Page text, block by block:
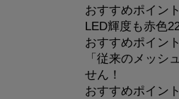
おすすめポイン
LED輝度も赤色
おすすめポイン
「従来のメッシ
せん！
おすすめポイン